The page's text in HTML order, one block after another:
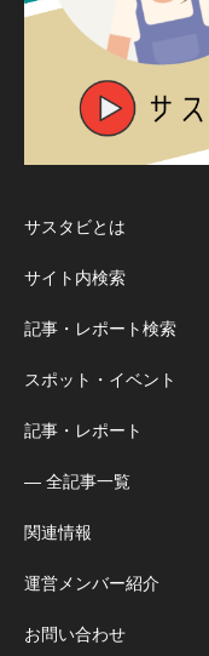
サスタビとは
サイト内検索
記事・レポート検索
スポット・イベント
記事・レポート
― 全記事一覧
関連情報
運営メンバー紹介
お問い合わせ